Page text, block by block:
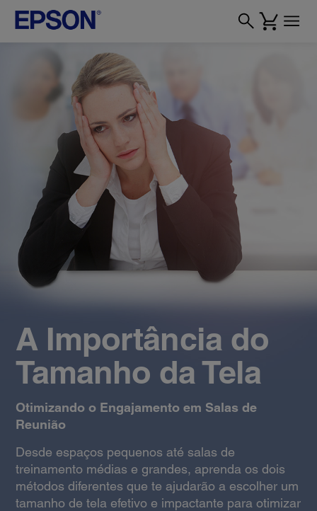
A Importância do
Tamanho da Tela
Otimizando o Engajamento em Salas de
Reunião
Desde espaços pequenos até salas de
treinamento médias e grandes, aprenda os dois
métodos diferentes que te ajudarão a escolher um
tamanho de tela efetivo e impactante para otimizar